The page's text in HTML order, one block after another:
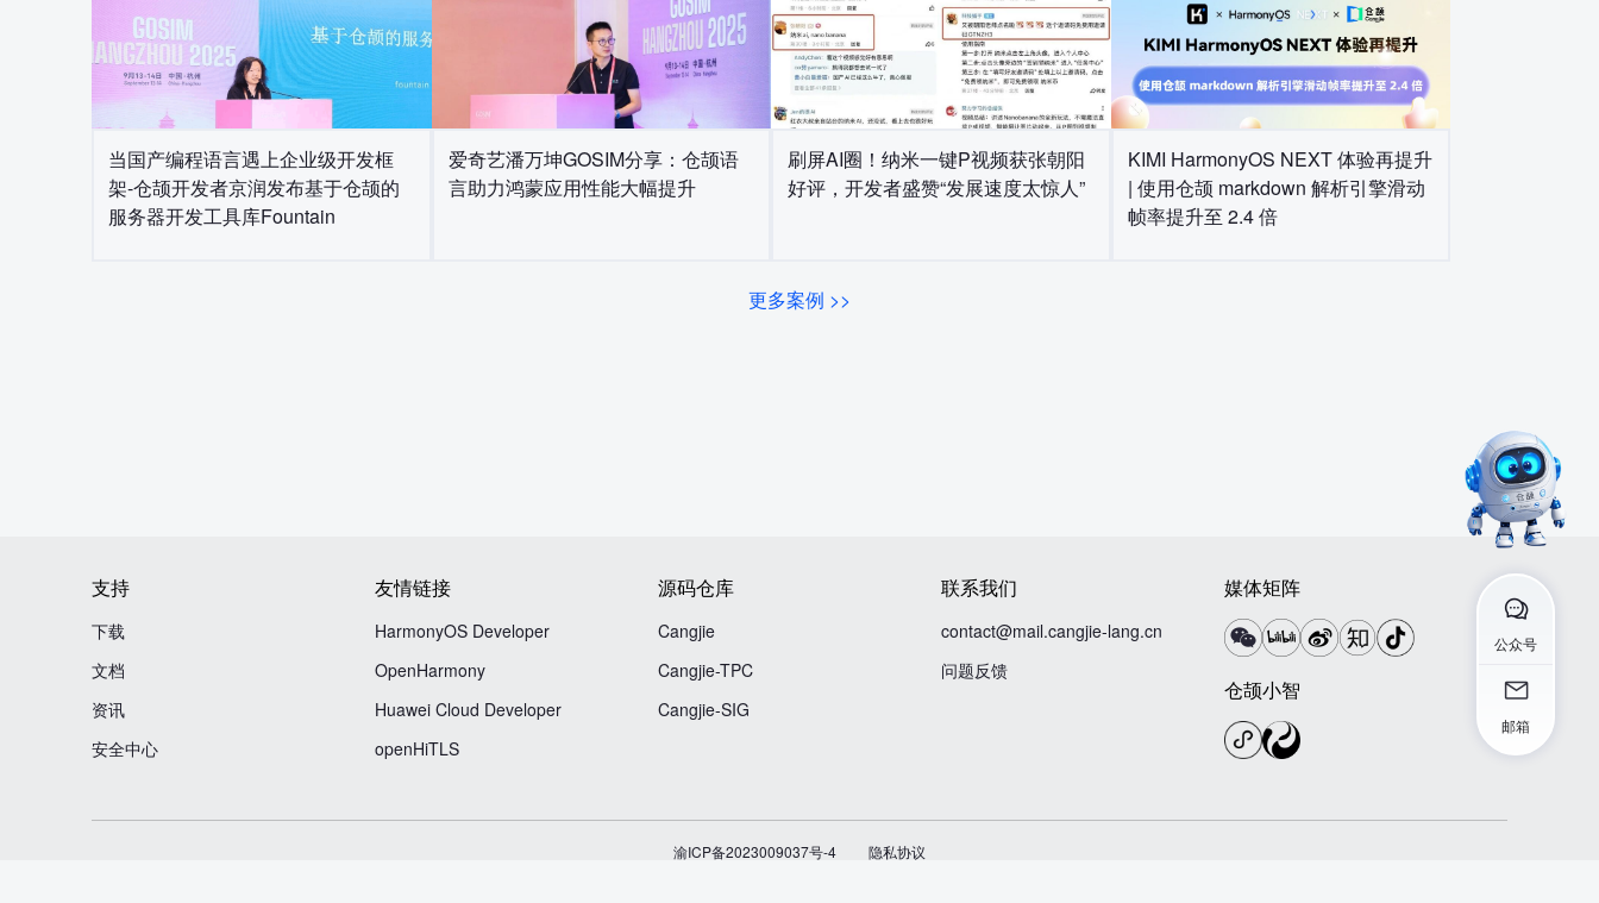
当国产编程语言遇上企业级开发框
架-仓颉开发者京润发布基于仓颉的
服务器开发工具库Fountain
爱奇艺潘万坤GOSIM分享：仓颉语
言助力鸿蒙应用性能大幅提升
刷屏AI圈！纳米一键P视频获张朝阳
好评，开发者盛赞“发展速度太惊人”
KIMI HarmonyOS NEXT 体验再提升
| 使用仓颉 markdown 解析引擎滑动
帧率提升至 2.4 倍
更多案例 >>
公众号
邮箱
支持
下载
文档
资讯
安全中心
友情链接
HarmonyOS Developer
OpenHarmony
Huawei Cloud Developer
openHiTLS
源码仓库
Cangjie
Cangjie-TPC
Cangjie-SIG
联系我们
contact@mail.cangjie-lang.cn
问题反馈
媒体矩阵
仓颉小智
渝ICP备2023009037号-4 隐私协议